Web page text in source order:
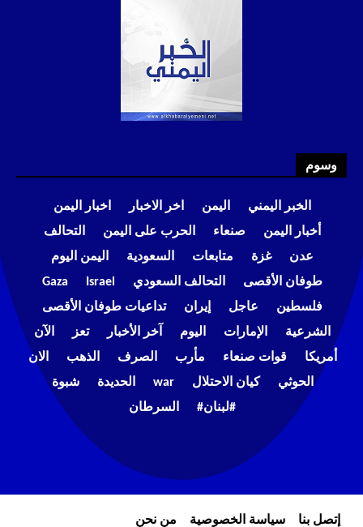
وسوم
الخبر اليمني اليمن اخر الاخبار
اخبار اليمن
أخبار اليمن
صنعاء الحرب على اليمن
التحالف
عدن
غزة متابعات السعودية
اليمن اليوم
طوفان الأقصى
التحالف السعودي Israel
Gaza
فلسطين
عاجل إيران
تداعيات طوفان الأقصى
الشرعية
الإمارات اليوم آخر الأخبار تعز
الآن
أمريكا
قوات صنعاء مأرب الصرف الذهب
الان
الحوثي
كيان الاحتلال war الحديدة
شبوة
#لبنان#
السرطان
إتصل بنا سياسة الخصوصية من نحن